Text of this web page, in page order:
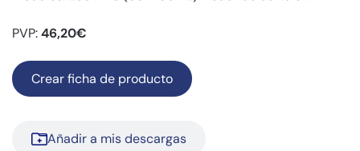
PVP:46,20€
Crear ficha de producto
Añadir a mis descargas